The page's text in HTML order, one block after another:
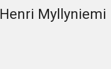
Henri Myllyniemi